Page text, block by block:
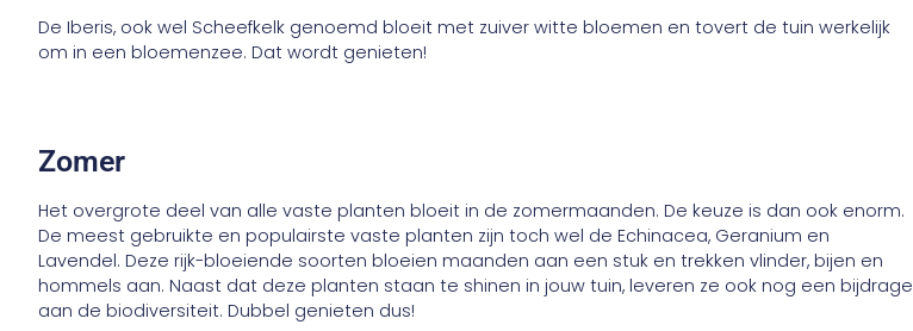
De Iberis, ook wel Scheefkelk genoemd bloeit met zuiver witte bloemen en tovert de tuin werkelijk
om in een bloemenzee. Dat wordt genieten!
Zomer
Het overgrote deel van alle vaste planten bloeit in de zomermaanden. De keuze is dan ook enorm.
De meest gebruikte en populairste vaste planten zijn toch wel de Echinacea, Geranium en
Lavendel. Deze rijk-bloeiende soorten bloeien maanden aan een stuk en trekken vlinder, bijen en
hommels aan. Naast dat deze planten staan te shinen in jouw tuin, leveren ze ook nog een bijdrage
aan de biodiversiteit. Dubbel genieten dus!